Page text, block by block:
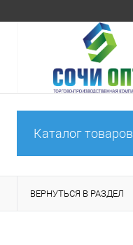
Каталог товаров
ВЕРНУТЬСЯ В РАЗДЕЛ